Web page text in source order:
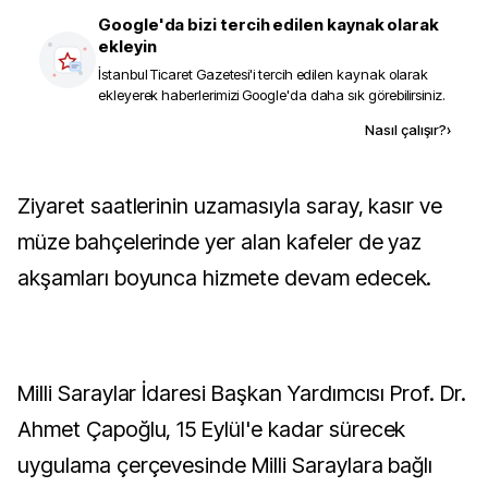
Google'da bizi tercih edilen kaynak olarak
ekleyin
İstanbul Ticaret Gazetesi'i tercih edilen kaynak olarak
ekleyerek haberlerimizi Google'da daha sık görebilirsiniz.
Nasıl çalışır?›
Ziyaret saatlerinin uzamasıyla saray, kasır ve
müze bahçelerinde yer alan kafeler de yaz
akşamları boyunca hizmete devam edecek.
Milli Saraylar İdaresi Başkan Yardımcısı Prof. Dr.
Ahmet Çapoğlu, 15 Eylül'e kadar sürecek
uygulama çerçevesinde Milli Saraylara bağlı